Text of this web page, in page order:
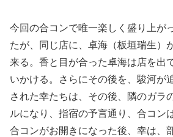
今回の合コンで唯一楽しく盛り上が
たが、同じ店に、卓海（板垣瑞生）
来る。香と目が合った卓海は店を出
いかける。さらにその後を、駿河が
された幸たちは、その後、隣のガラ
ルになり、指宿の予言通り、合コン
合コンがお開きになった後、幸は、